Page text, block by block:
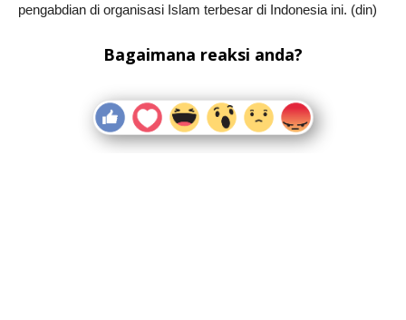
pengabdian di organisasi Islam terbesar di Indonesia ini. (din)
Bagaimana reaksi anda?